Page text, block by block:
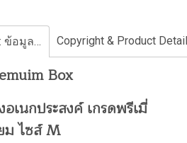
Product description : ข้อมูลสินค้า
Box
เนกประสงค์ เกรดพรีเมี่
ม ไซส์ M